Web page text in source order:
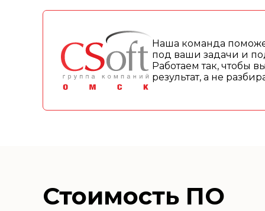
Наша команда
под ваши задачи и
Работаем так, чтобы
результат, а не
Стоимость ПО